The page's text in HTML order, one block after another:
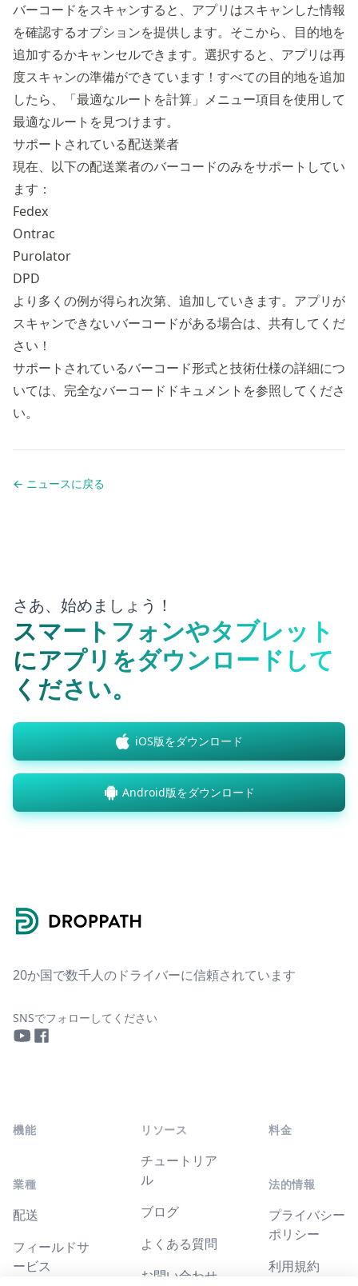
バーコードをスキャンすると、アプリはスキャンした情報
を確認するオプションを提供します。そこから、目的地を
追加するかキャンセルできます。選択すると、アプリは再
度スキャンの準備ができています！すべての目的地を追加
したら、「最適なルートを計算」メニュー項目を使用して
最適なルートを見つけます。
サポートされている配送業者
現在、以下の配送業者のバーコードのみをサポートしてい
ます：
Fedex
Ontrac
Purolator
DPD
より多くの例が得られ次第、追加していきます。アプリが
スキャンできないバーコードがある場合は、共有してくだ
さい！
サポートされているバーコード形式と技術仕様の詳細につ
いては、 完全なバーコードドキュメント を参照してくださ
い。
← ニュースに戻る
さあ、始めましょう！
スマートフォンやタブレット
にアプリをダウンロードして
ください。
iOS版をダウンロード
Android版をダウンロード
20か国で数千人のドライバーに信頼されています
SNSでフォローしてください
機能
業種
配送
フィールドサ
ービス
リソース
チュートリア
ル
ブログ
よくある質問
お問い合わせ
料金
法的情報
プライバシー
ポリシー
利用規約